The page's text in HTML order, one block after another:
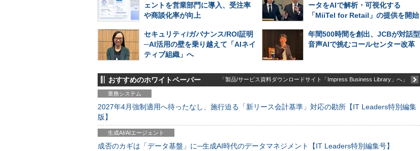
ェントを営業部門に導入、受注率
や商談化率が向上
ータをAIで解析・可視化する
「MiiTel for Retail」の提供を開始
セキュリティ/ガバナンス/ROI証明
─AI活用の壁を乗り越えて「AIネイ
ティブ組織」へ
年間500時間を創出、JCBが対話型
音声AIで挑むコールセンター改革
おすすめのホワイトペーパー 「製品/サービス資料ダウンロードサイト「Impress Business Library」へ」
業務システム
2027年4月強制適用へ待ったなし、施行迫る「新リース会計基準」対応の勘所【IT Leaders特別編集
版】
生成AI/AIエージェント
成否のカギは「データ基盤」に─生成AI時代のデータマネジメント【IT Leaders特別編集号】